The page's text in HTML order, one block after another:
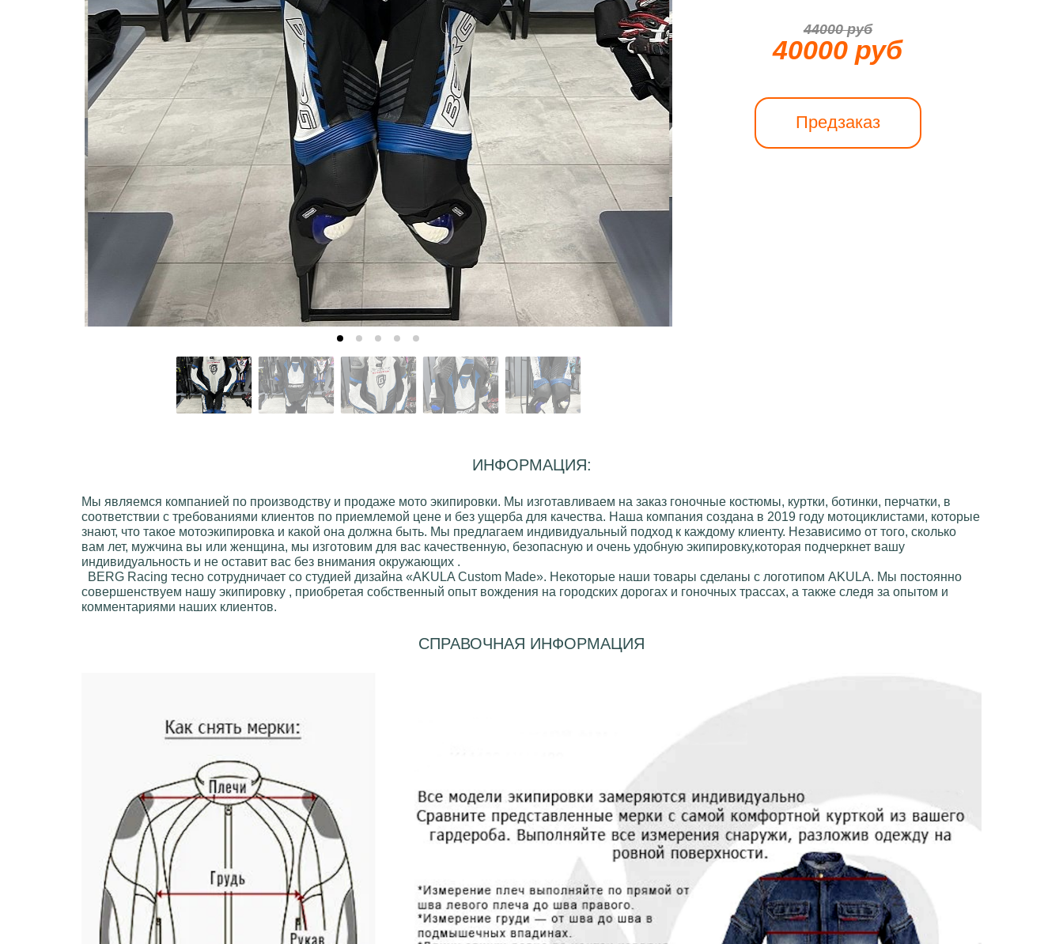
44000 руб
40000 руб
Предзаказ
ИНФОРМАЦИЯ:
Мы являемся компанией по производству и продаже мото экипировки. Мы изготавливаем на заказ гоночные костюмы, куртки, ботинки, перчатки, в
соответствии с требованиями клиентов по приемлемой цене и без ущерба для качества. Наша компания создана в 2019 году мотоциклистами, которые
знают, что такое мотоэкипировкa и какой она должна быть. Мы предлагаем индивидуальный подход к каждому клиенту. Независимо от того, сколько
вам лет, мужчинa вы или женщинa, мы изготовим для вас качественную, безопасную и очень удобную экипировку,которая подчеркнет вашу
индивидуальность и не оставит вас без внимания окружающих .
BERG Racing тесно сотрудничает со студией дизайна «AKULA Custom Made». Некоторые наши товары сделаны с логотипом AKULA. Мы постоянно
совершенствуем нашу экипировку , приобретая собственный опыт вождения на городских дорогах и гоночных трассах, а также следя за опытом и
комментариями наших клиентов.
СПРАВОЧНАЯ ИНФОРМАЦИЯ